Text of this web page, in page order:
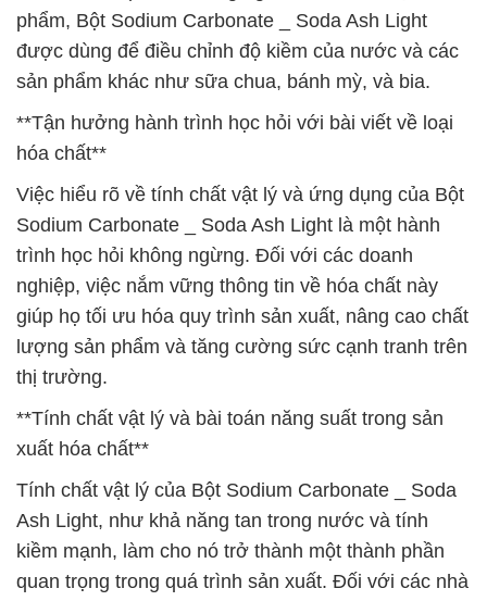
phẩm, Bột Sodium Carbonate _ Soda Ash Light
được dùng để điều chỉnh độ kiềm của nước và các
sản phẩm khác như sữa chua, bánh mỳ, và bia.
**Tận hưởng hành trình học hỏi với bài viết về loại
hóa chất**
Việc hiểu rõ về tính chất vật lý và ứng dụng của Bột
Sodium Carbonate _ Soda Ash Light là một hành
trình học hỏi không ngừng. Đối với các doanh
nghiệp, việc nắm vững thông tin về hóa chất này
giúp họ tối ưu hóa quy trình sản xuất, nâng cao chất
lượng sản phẩm và tăng cường sức cạnh tranh trên
thị trường.
**Tính chất vật lý và bài toán năng suất trong sản
xuất hóa chất**
Tính chất vật lý của Bột Sodium Carbonate _ Soda
Ash Light, như khả năng tan trong nước và tính
kiềm mạnh, làm cho nó trở thành một thành phần
quan trọng trong quá trình sản xuất. Đối với các nhà